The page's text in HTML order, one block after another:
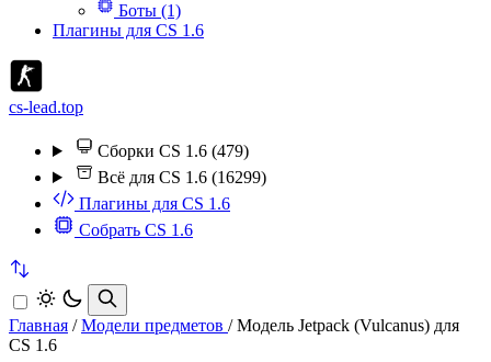
Боты (1)
Плагины для CS 1.6
cs-lead.top
Сборки CS 1.6 (479)
Всё для CS 1.6 (16299)
Плагины для CS 1.6
Собрать CS 1.6
Главная / Модели предметов / Модель Jetpack (Vulcanus) для
CS 1.6